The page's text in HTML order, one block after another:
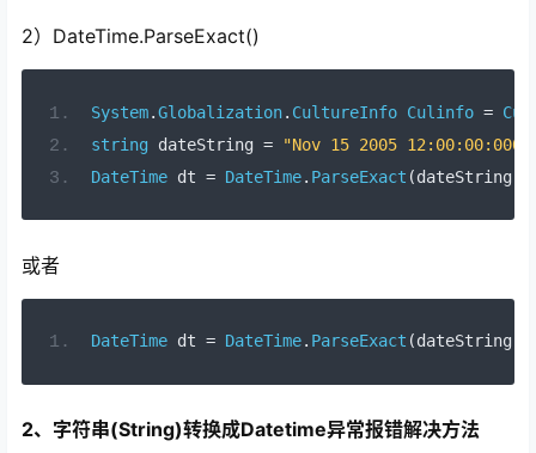
2）DateTime.ParseExact()
System.Globalization. CultureInfo Culinfo =
string dateString =
"Nov 15 2005
DateTime dt = DateTime. ParseExact (dateString
或者
DateTime dt = DateTime. ParseExact (dateString
2、字符串(String)转换成Datetime异常报错解决方法